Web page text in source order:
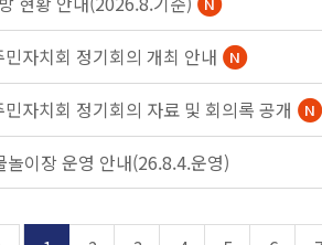
자치회 정기회의 개최 안내
자치회 정기회의 자료 및 회의록 공개
놀이장 운영 안내(26.8.4.운영)